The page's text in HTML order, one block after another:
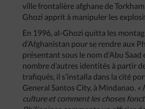
ville frontalière afghane de Torkham
Ghozi apprit à manipuler les
En 1996, al-Ghozi quitta les
d’Afghanistan pour se rendre aux
présentant sous le nom d’Abu
nombre d’autres identités à partir
trafiqués, il s’installa dans la cité
General Santos City, à Mindanao. «
culture et comment les choses